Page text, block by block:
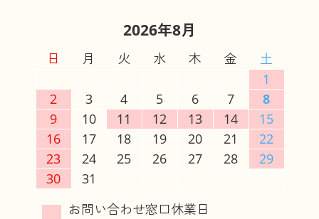
2026年8月
日 月 火 水 木 金
土
1
2
3 4 5 6 7
8
9
10 11 12 13 14
15
16
17 18 19 20 21
22
23
24 25 26 27 28
29
30
31